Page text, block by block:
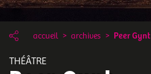
accueil archives Peer Gynt
THÉÂTRE